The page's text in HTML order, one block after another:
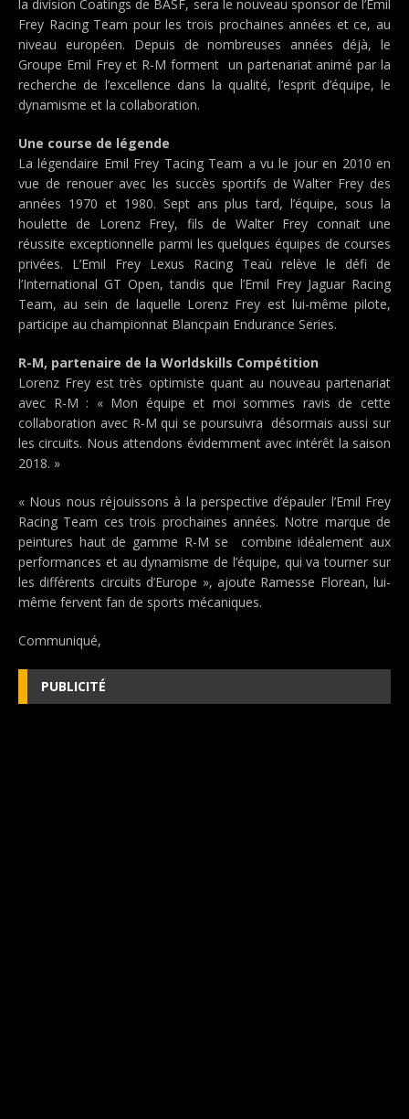
la division Coatings de BASF, sera le nouveau sponsor de l’Emil
Frey Racing Team pour les trois prochaines années et ce, au
niveau européen. Depuis de nombreuses années déjà, le
Groupe Emil Frey et R-M forment un partenariat animé par la
recherche de l’excellence dans la qualité, l’esprit d’équipe, le
dynamisme et la collaboration.
Une course de légende
La légendaire Emil Frey Tacing Team a vu le jour en 2010 en
vue de renouer avec les succès sportifs de Walter Frey des
années 1970 et 1980. Sept ans plus tard, l’équipe, sous la
houlette de Lorenz Frey, fils de Walter Frey connait une
réussite exceptionnelle parmi les quelques équipes de courses
privées. L’Emil Frey Lexus Racing Teaù relève le défi de
l’International GT Open, tandis que l’Emil Frey Jaguar Racing
Team, au sein de laquelle Lorenz Frey est lui-même pilote,
participe au championnat Blancpain Endurance Series.
R-M, partenaire de la Worldskills Compétition
Lorenz Frey est très optimiste quant au nouveau partenariat
avec R-M : « Mon équipe et moi sommes ravis de cette
collaboration avec R-M qui se poursuivra désormais aussi sur
les circuits. Nous attendons évidemment avec intérêt la saison
2018. »
« Nous nous réjouissons à la perspective d’épauler l’Emil Frey
Racing Team ces trois prochaines années. Notre marque de
peintures haut de gamme R-M se combine idéalement aux
performances et au dynamisme de l’équipe, qui va tourner sur
les différents circuits d’Europe », ajoute Ramesse Florean, lui-
même fervent fan de sports mécaniques.
Communiqué,
PUBLICITÉ